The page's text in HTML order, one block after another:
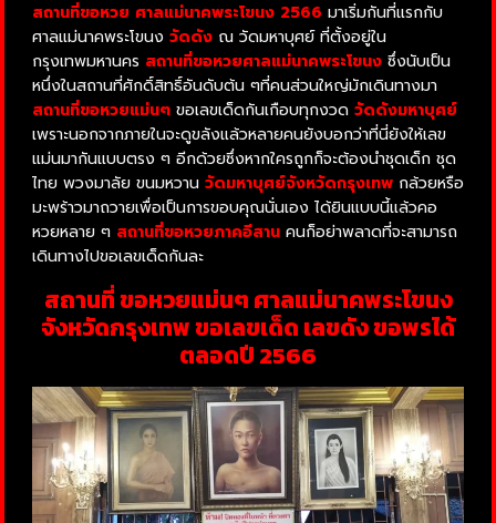
สถานที่ขอหวย ศาลแม่นาคพระโขนง 2566 มาเริ่มกันที่แรกกับ
ศาลแม่นาคพระโขนง วัดดัง ณ วัดมหาบุศย์ ที่ตั้งอยู่ใน
กรุงเทพมหานคร สถานที่ขอหวยศาลแม่นาคพระโขนง ซึ่งนับเป็น
หนึ่งในสถานที่ศักดิ์สิทธิ์อันดับต้น ๆที่คนส่วนใหญ่มักเดินทางมา
สถานที่ขอหวยแม่นๆ ขอเลขเด็ดกันเกือบทุกงวด วัดดังมหาบุศย์
เพราะนอกจากภายในจะดูขลังแล้วหลายคนยังบอกว่าที่นี่ยังให้เลข
แม่นมากันแบบตรง ๆ อีกด้วยซึ่งหากใครถูกก็จะต้องนำชุดเด็ก ชุด
ไทย พวงมาลัย ขนมหวาน วัดมหาบุศย์จังหวัดกรุงเทพ กล้วยหรือ
มะพร้าวมาถวายเพื่อเป็นการขอบคุณนั่นเอง ได้ยินแบบนี้แล้วคอ
หวยหลาย ๆ สถานที่ขอหวยภาคอีสาน คนก็อย่าพลาดที่จะสามารถ
เดินทางไปขอเลขเด็ดกันละ
สถานที่ ขอหวยแม่นๆ ศาลแม่นาคพระโขนง
จังหวัดกรุงเทพ ขอเลขเด็ด เลขดัง ขอพรได้
ตลอดปี 2566